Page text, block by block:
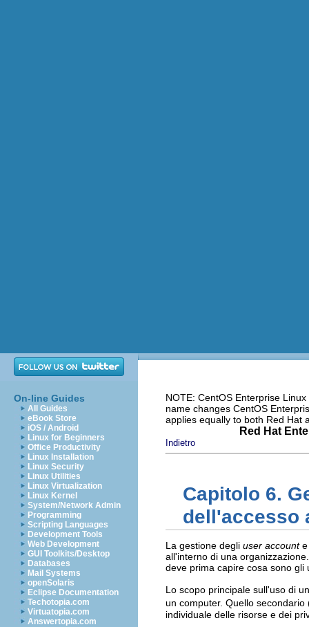
On-line Guides
All Guides
eBook Store
iOS / Android
Linux for Beginners
Office Productivity
Linux Installation
Linux Security
Linux Utilities
Linux Virtualization
Linux Kernel
System/Network Admin
Programming
Scripting Languages
Development Tools
Web Development
GUI Toolkits/Desktop
Databases
Mail Systems
openSolaris
Eclipse Documentation
Techotopia.com
Virtuatopia.com
Answertopia.com
NOTE: CentOS Enterprise
name changes CentOS
applies equally to both Red Hat
Red Hat
Indietro
Capitolo 6.
dell'accesso
La gestione degli user accounte
all'interno di una
deve prima capire cosa sono
Lo scopo principale sull'uso di
un computer. Quello
individuale delle risorse e dei